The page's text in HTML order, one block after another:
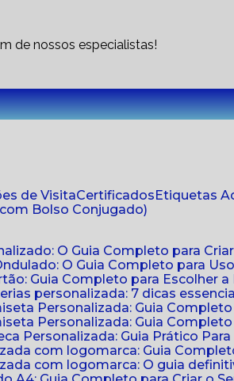
de nossos especialistas!
de Visita Certificados Etiquetas
Bolso Conjugado)
O Guia Completo para
O Guia Completo para
Guia Completo para Escolher
personalizada: 7 dicas
Personalizada: Guia
Personalizada: Guia
Personalizada: Guia Prático
com logomarca: Guia
com logomarca: O guia